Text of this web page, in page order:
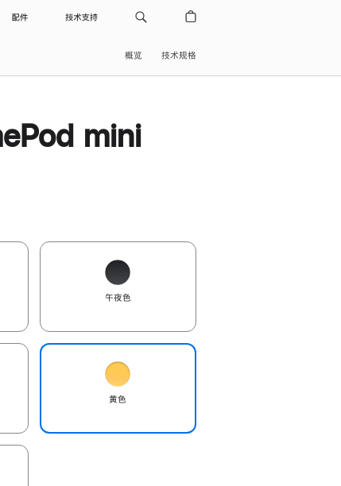
配件 技术支持
概览 技术规格
mini
午夜色
黄色